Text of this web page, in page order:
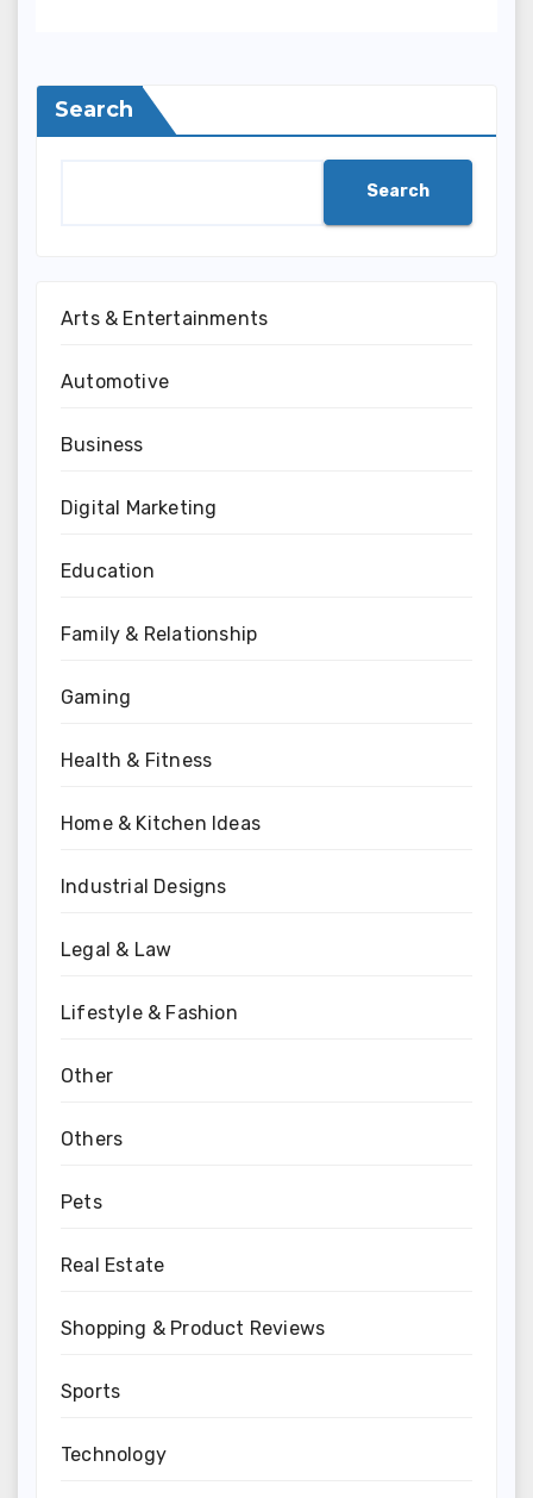
Search
Search
Arts & Entertainments
Automotive
Business
Digital Marketing
Education
Family & Relationship
Gaming
Health & Fitness
Home & Kitchen Ideas
Industrial Designs
Legal & Law
Lifestyle & Fashion
Other
Others
Pets
Real Estate
Shopping & Product Reviews
Sports
Technology